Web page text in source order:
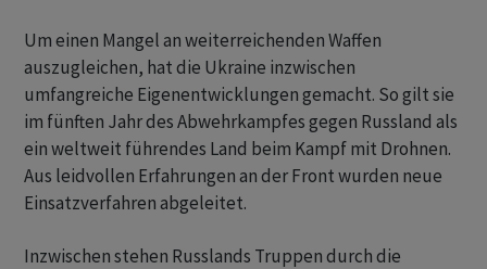
Um einen Mangel an weiterreichenden Waffen
auszugleichen, hat die Ukraine inzwischen
umfangreiche Eigenentwicklungen gemacht. So gilt sie
im fünften Jahr des Abwehrkampfes gegen Russland als
ein weltweit führendes Land beim Kampf mit Drohnen.
Aus leidvollen Erfahrungen an der Front wurden neue
Einsatzverfahren abgeleitet.
Inzwischen stehen Russlands Truppen durch die